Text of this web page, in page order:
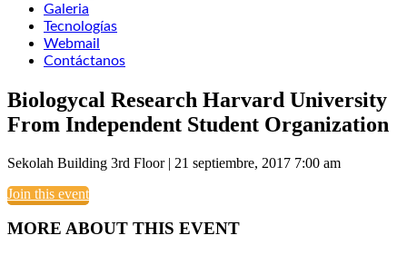
Galeria
Tecnologías
Webmail
Contáctanos
Biologycal Research Harvard University
From Independent Student Organization
Sekolah Building 3rd Floor | 21 septiembre, 2017 7:00 am
Join this event
MORE ABOUT THIS EVENT